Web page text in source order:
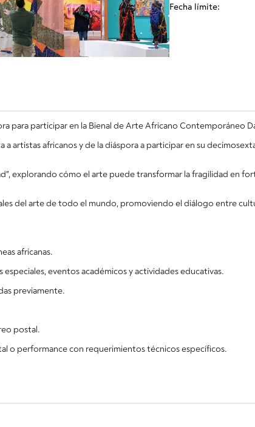
Fecha límite:
para participar en la Bienal de Arte Africano Contemporáneo
artistas africanos y de la diáspora a participar en su
explorando cómo el arte puede transformar la fragilidad en
del arte de todo el mundo, promoviendo el diálogo entre
africanas.
eventos académicos y actividades educativas.
previamente.
postal.
o performance con requerimientos técnicos específicos.